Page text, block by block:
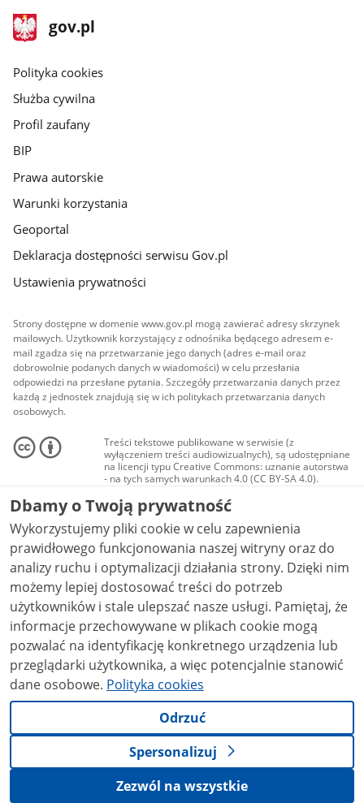
stopka
gov.pl
Strona
gov.pl
gov.pl
Polityka cookies
Służba cywilna
Profil zaufany
BIP
Prawa autorskie
Warunki korzystania
Geoportal
Deklaracja dostępności serwisu Gov.pl
Ustawienia prywatności
Strony dostępne w domenie www.gov.pl mogą zawierać adresy skrzynek
mailowych. Użytkownik korzystający z odnośnika będącego adresem e-
mail zgadza się na przetwarzanie jego danych (adres e-mail oraz
dobrowolnie podanych danych w wiadomości) w celu przesłania
odpowiedzi na przesłane pytania. Szczegóły przetwarzania danych przez
każdą z jednostek znajdują się w ich politykach przetwarzania danych
osobowych.
Treści tekstowe publikowane w serwisie (z
wyłączeniem treści audiowizualnych), są udostępniane
na licencji typu Creative Commons: uznanie autorstwa
- na tych samych warunkach 4.0 (CC BY-SA 4.0).
Materiały audiowizualne, w tym zdjęcia, materiały
audio i wideo, są udostępniane na licencji typu
Creative Commons: uznanie autorstwa użycie
niekomercyjne - bez utworów zależnych 4.0 (CC BY-
NC-ND 4.0), o ile nie jest to stwierdzone inaczej.
Dbamy o Twoją prywatność
Wykorzystujemy pliki cookie w celu zapewnienia
prawidłowego funkcjonowania naszej witryny oraz do
analizy ruchu i optymalizacji działania strony. Dzięki nim
możemy lepiej dostosować treści do potrzeb
użytkowników i stale ulepszać nasze usługi. Pamiętaj, że
informacje przechowywane w plikach cookie mogą
pozwalać na identyfikację konkretnego urządzenia lub
przeglądarki użytkownika, a więc potencjalnie stanowić
dane osobowe. Polityka cookies
Odrzuć
Spersonalizuj
Zezwól na wszystkie